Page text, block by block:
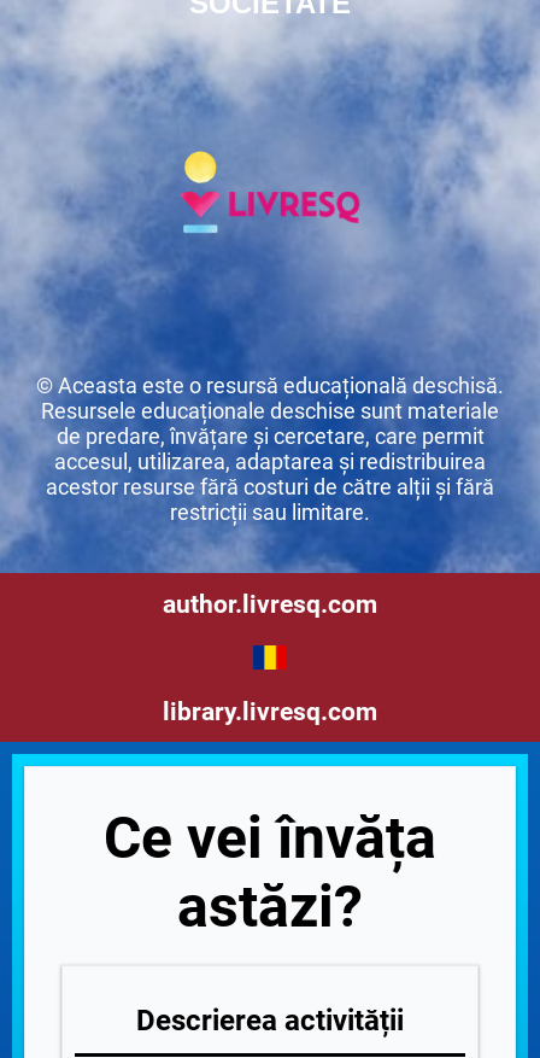
© Aceasta este o resursă educațională deschisă.
Resursele educaționale deschise sunt materiale
de predare, învățare și cercetare, care permit
accesul, utilizarea, adaptarea și redistribuirea
acestor resurse fără costuri de către alții și fără
restricții sau limitare.
author.livresq.com
library.livresq.com
Ce vei învăța
astăzi?
Descrierea activității